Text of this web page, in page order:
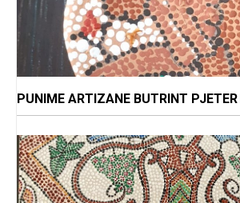
PUNIME ARTIZANE BUTRINT